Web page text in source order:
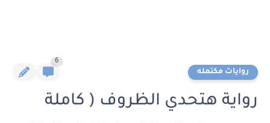
روايات مكتمله
6
رواية هتحدي الظروف ( كاملة